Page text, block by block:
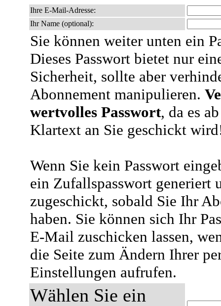
Ihre E-Mail-Adresse:
Ihr Name (optional):
Sie können weiter unten ein
Dieses Passwort bietet nur
Sicherheit, sollte aber
Abonnement manipulieren.
wertvolles Passwort, da es
Klartext an Sie geschickt
Wenn Sie kein Passwort
ein Zufallspasswort generiert
zugeschickt, sobald Sie Ihr
haben. Sie können sich Ihr
E-Mail zuschicken lassen,
die Seite zum Ändern Ihrer
Einstellungen aufrufen.
Wählen Sie ein